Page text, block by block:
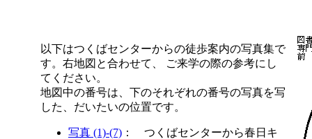
以下はつくばセンターからの徒歩案内の写真集で
す。右地図と合わせて、 ご来学の際の参考にし
てください。
地図中の番号は、下のそれぞれの番号の写真を写
した、だいたいの位置です。
写真 (1)-(7) ： つくばセンターから春日キ